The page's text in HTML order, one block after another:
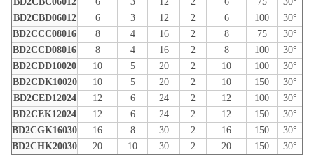
BD2CBD06012
6 3 12 2 6 100
30°
BD2CCC08016
8 4 16 2 8 75
30°
BD2CCD08016
8 4 16 2 8 100
30°
BD2CDD10020
10 5 20 2 10 100
30°
BD2CDK10020
10 5 20 2 10 150
30°
BD2CED12024
12 6 24 2 12 100
30°
BD2CEK12024
12 6 24 2 12 150
30°
BD2CGK16030
16 8 30 2 16 150
30°
BD2CHK20030
20 10 30 2 20 150 30°